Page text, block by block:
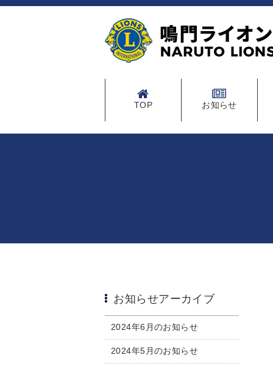
TOP お知らせ
お知らせアーカイブ
2024年6月のお知らせ
2024年5月のお知らせ